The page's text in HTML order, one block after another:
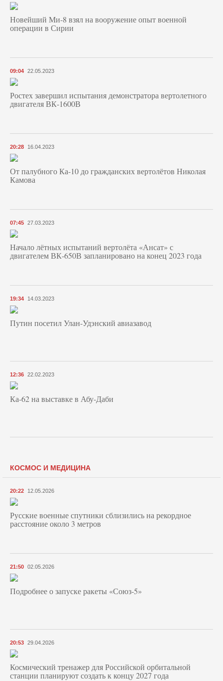
Новейший Ми-8 взял на вооружение опыт военной
операции в Сирии
09:04 22.05.2023
Ростех завершил испытания демонстратора вертолетного
двигателя ВК-1600В
20:28 16.04.2023
От палубного Ка-10 до гражданских вертолётов Николая
Камова
07:45 27.03.2023
Начало лётных испытаний вертолёта «Ансат» с
двигателем ВК-650В запланировано на конец 2023 года
19:34 14.03.2023
Путин посетил Улан-Удэнский авиазавод
12:36 22.02.2023
Ка-62 на выставке в Абу-Даби
КОСМОС И МЕДИЦИНА
20:22 12.05.2026
Русские военные спутники сблизились на рекордное
расстояние около 3 метров
21:50 02.05.2026
Подробнее о запуске ракеты «Союз‑5»
20:53 29.04.2026
Космический тренажер для Российской орбитальной
станции планируют создать к концу 2027 года